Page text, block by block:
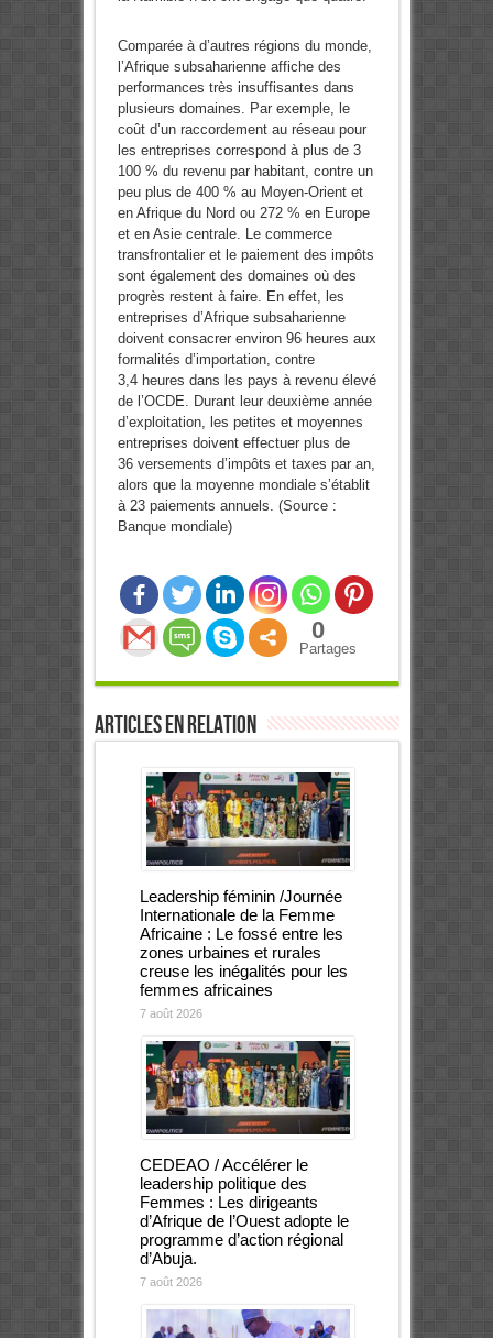
Comparée à d’autres régions du monde,
l’Afrique subsaharienne affiche des
performances très insuffisantes dans
plusieurs domaines. Par exemple, le
coût d’un raccordement au réseau pour
les entreprises correspond à plus de 3
100 % du revenu par habitant, contre un
peu plus de 400 % au Moyen-Orient et
en Afrique du Nord ou 272 % en Europe
et en Asie centrale. Le commerce
transfrontalier et le paiement des impôts
sont également des domaines où des
progrès restent à faire. En effet, les
entreprises d’Afrique subsaharienne
doivent consacrer environ 96 heures aux
formalités d’importation, contre
3,4 heures dans les pays à revenu élevé
de l’OCDE. Durant leur deuxième année
d’exploitation, les petites et moyennes
entreprises doivent effectuer plus de
36 versements d’impôts et taxes par an,
alors que la moyenne mondiale s’établit
à 23 paiements annuels. (Source :
Banque mondiale)
0
Partages
Articles en relation
Leadership féminin /Journée
Internationale de la Femme
Africaine : Le fossé entre les
zones urbaines et rurales
creuse les inégalités pour les
femmes africaines
7 août 2026
CEDEAO / Accélérer le
leadership politique des
Femmes : Les dirigeants
d’Afrique de l’Ouest adopte le
programme d’action régional
d’Abuja.
7 août 2026